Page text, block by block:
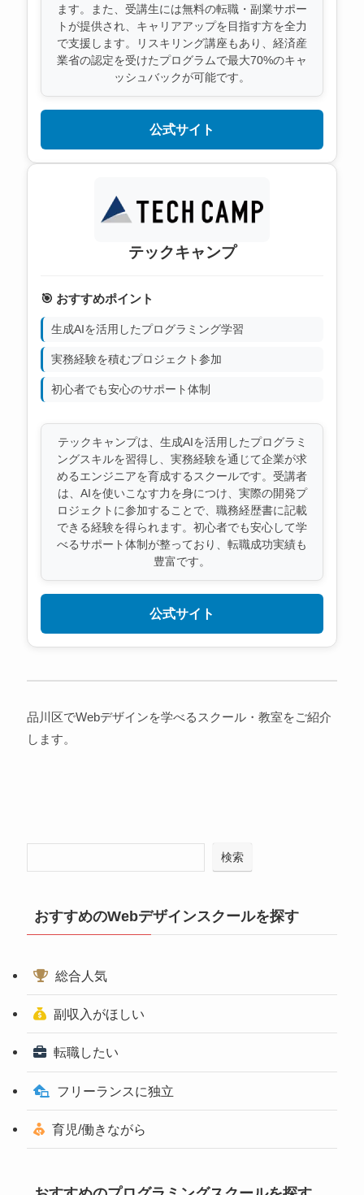
ます。また、受講生には無料の転職・副業サポー
トが提供され、キャリアアップを目指す方を全力
で支援します。リスキリング講座もあり、経済産
業省の認定を受けたプログラムで最大70%のキャ
ッシュバックが可能です。
公式サイト
テックキャンプ
🎯 おすすめポイント
生成AIを活用したプログラミング学習
実務経験を積むプロジェクト参加
初心者でも安心のサポート体制
テックキャンプは、生成AIを活用したプログラミ
ングスキルを習得し、実務経験を通じて企業が求
めるエンジニアを育成するスクールです。受講者
は、AIを使いこなす力を身につけ、実際の開発プ
ロジェクトに参加することで、職務経歴書に記載
できる経験を得られます。初心者でも安心して学
べるサポート体制が整っており、転職成功実績も
豊富です。
公式サイト
品川区でWebデザインを学べるスクール・教室をご紹介
します。
検索
おすすめのWebデザインスクールを探す
総合人気
副収入がほしい
転職したい
フリーランスに独立
育児/働きながら